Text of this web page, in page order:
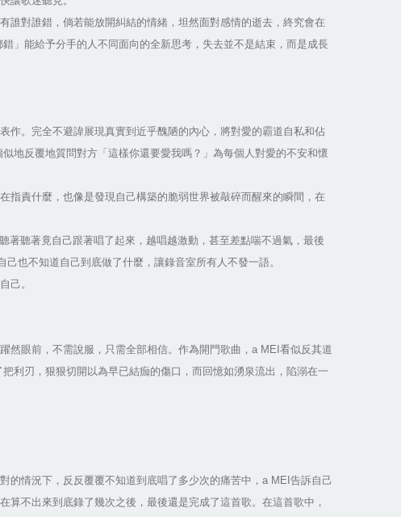
誰對誰錯，倘若能放開糾結的情緒，坦然面對感情的逝去，終究會在
」能給予分手的人不同面向的全新思考，失去並不是結束，而是成長
作。完全不避諱展現真實到近乎醜陋的內心，將對愛的霸道自私和佔
地反覆地質問對方「這樣你還要愛我嗎？」為每個人對愛的不安和懷
指責什麼，也像是發現自己構築的脆弱世界被敲碎而醒來的瞬間，在
聽著竟自己跟著唱了起來，越唱越激動，甚至差點喘不過氣，最後
也不知道自己到底做了什麼，讓錄音室所有人不發一語。
己。
然眼前，不需說服，只需全部相信。作為開門歌曲，a MEI看似反其道
利刃，狠狠切開以為早已結痂的傷口，而回憶如湧泉流出，陷溺在一
的情況下，反反覆覆不知道到底唱了多少次的痛苦中，a MEI告訴自己
不出來到底錄了幾次之後，最後還是完成了這首歌。在這首歌中，